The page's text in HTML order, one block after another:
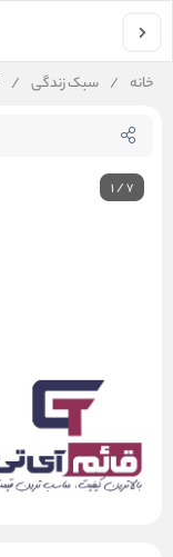
خانه / سبک زندگی /
1/7